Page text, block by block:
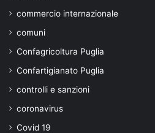
commercio internazionale
comuni
Confagricoltura Puglia
Confartigianato Puglia
controlli e sanzioni
coronavirus
Covid 19